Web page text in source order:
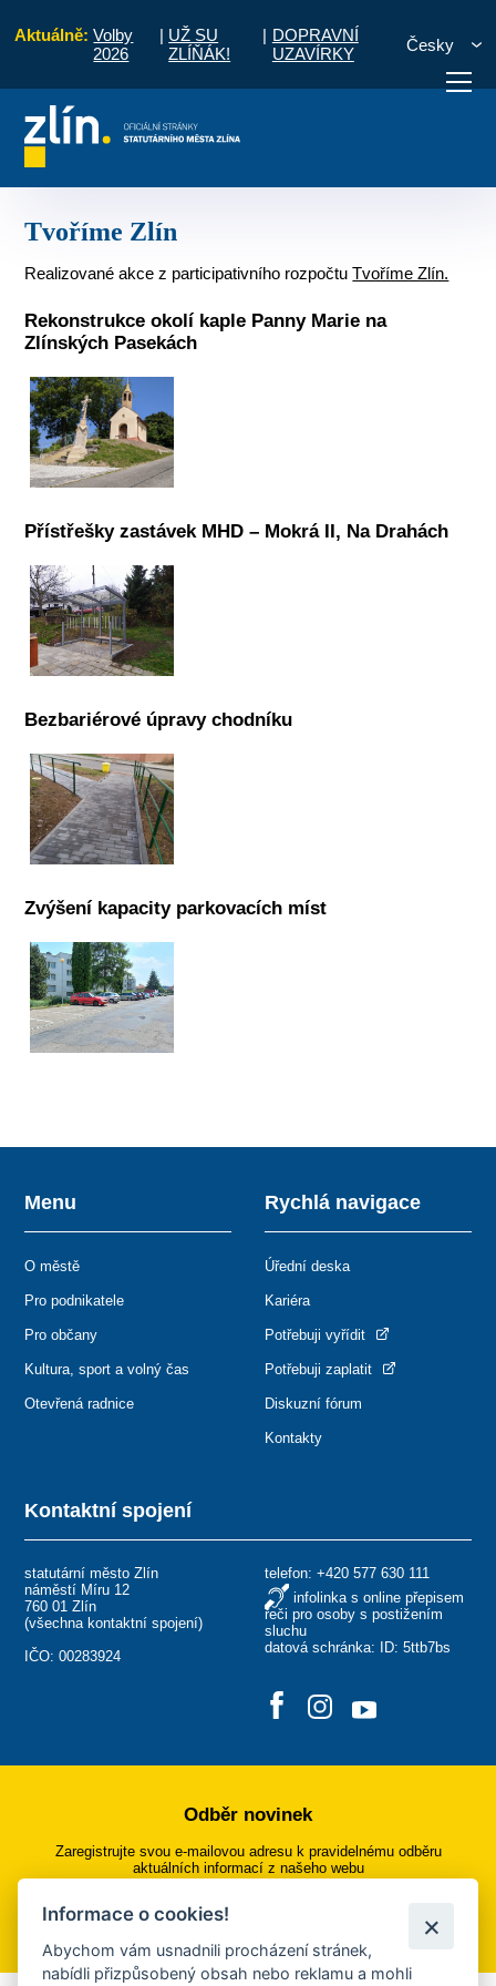
Aktuálně: Volby
2026
| UŽ SU
ZLÍŇÁK!
| DOPRAVNÍ
UZAVÍRKY
Česky
vyřídit
Tvoříme Zlín
Realizované akce z participativního rozpočtuTvoříme Zlín.
Rekonstrukce okolí kaple Panny Marie na
Zlínských Pasekách
Přístřešky zastávek MHD – Mokrá II, Na Drahách
Bezbariérové úpravy chodníku
Zvýšení kapacity parkovacích míst
Kontaktní spojení
statutární město Zlín
náměstí Míru 12
760 01 Zlín
(všechna kontaktní spojení)
IČO: 00283924
telefon: +420 577 630 111
infolinka s online přepisem
řeči pro osoby s postižením
sluchu
datová schránka: ID: 5ttb7bs
Menu
O městě
Pro podnikatele
Pro občany
Kultura, sport a volný čas
Otevřená radnice
Rychlá navigace
Úřední deska
Kariéra
Potřebuji vyřídit
Potřebuji zaplatit
Diskuzní fórum
Kontakty
Odběr novinek
Zaregistrujte svou e-mailovou adresu k pravidelnému odběru
aktuálních informací z našeho webu
Přihlásit se k odběru
Informace o cookies!
Abychom vám usnadnili procházení stránek,
nabídli přizpůsobený obsah nebo reklamu a mohli